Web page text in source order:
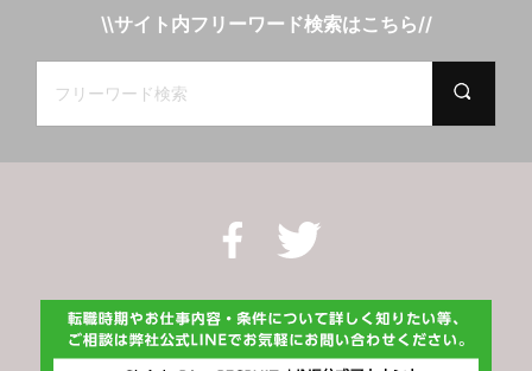
\\サイト内フリーワード検索はこちら//